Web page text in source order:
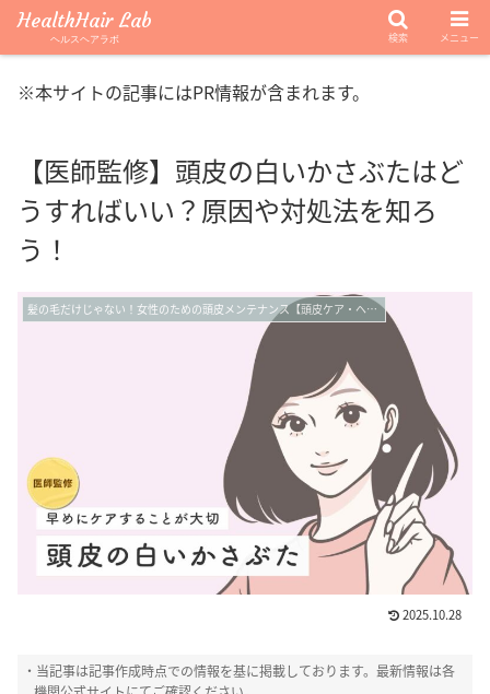
※本サイトの記事にはPR情報が含まれます。
【医師監修】頭皮の白いかさぶたはど
うすればいい？原因や対処法を知ろ
う！
髪の毛だけじゃない！女性のための頭皮メンテナンス【頭皮ケア・ヘッドスパ】
2025.10.28
・当記事は記事作成時点での情報を基に掲載しております。最新情報は各
HealthHair Lab
ヘルスヘアラボ 検索 メニュー